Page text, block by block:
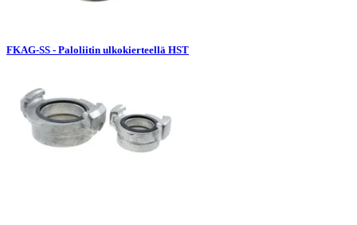
FKAG-SS - Paloliitin ulkokierteellä HST